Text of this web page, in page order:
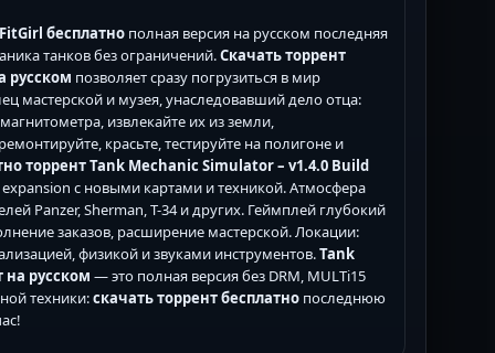
бесплатно полная версия на русском последняя
танков без ограничений.Скачать торрент
русском позволяет сразу погрузиться в мир
мастерской и музея, унаследовавший дело отца:
извлекайте их из земли,
красьте, тестируйте на полигоне и
торрент Tank Mechanic Simulator – v1.4.0 Build
с новыми картами и техникой. Атмосфера
Panzer, Sherman, T-34 и других. Геймплей глубокий
заказов, расширение мастерской. Локации:
физикой и звуками инструментов.Tank
на русском — это полная версия без DRM, MULTi15
техники:скачать торрент бесплатно последнюю